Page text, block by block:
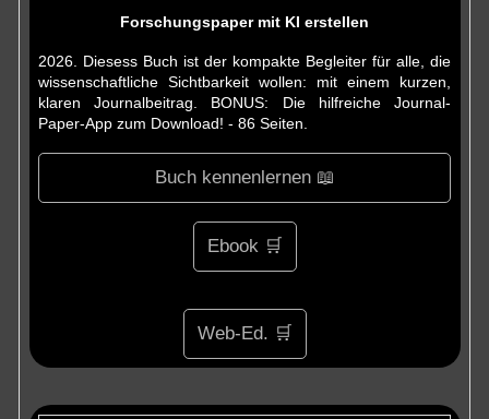
Forschungspaper mit KI erstellen
2026. Diesess Buch ist der kompakte Begleiter für alle, die
wissenschaftliche Sichtbarkeit wollen: mit einem kurzen,
klaren Journalbeitrag. BONUS: Die hilfreiche Journal-
Paper-App zum Download! - 86 Seiten.
Buch kennenlernen 📖
Ebook 🛒
Web-Ed. 🛒